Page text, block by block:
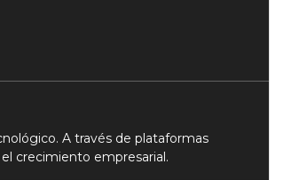
A través de plataformas
crecimiento empresarial.